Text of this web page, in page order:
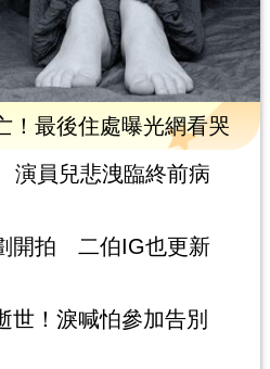
！最後住處曝光網看哭
員兒悲洩臨終前病
開拍 二伯IG也更新
世！淚喊怕參加告別